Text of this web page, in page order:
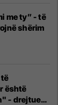
me ty” - të
shërim
është
- drejtuesi